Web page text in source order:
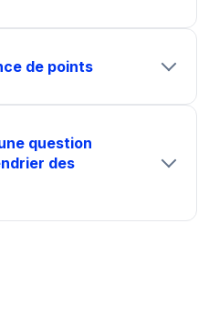
de points
question
des